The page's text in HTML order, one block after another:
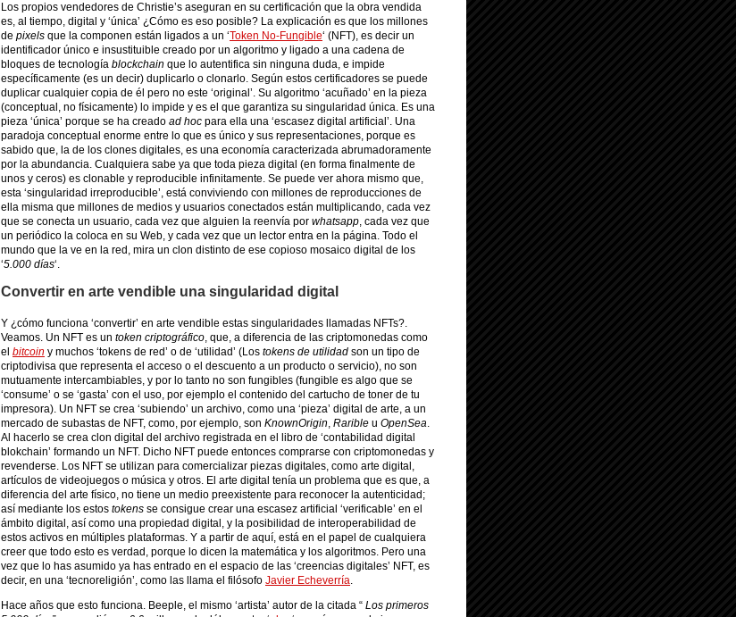
Los propios vendedores de Christie’s aseguran en su certificación que la obra vendida
es, al tiempo, digital y ‘única’ ¿Cómo es eso posible? La explicación es que los millones
de pixels que la componen están ligados a un ‘Token No-Fungible‘ (NFT), es decir un
identificador único e insustituible creado por un algoritmo y ligado a una cadena de
bloques de tecnología blockchain que lo autentifica sin ninguna duda, e impide
específicamente (es un decir) duplicarlo o clonarlo. Según estos certificadores se puede
duplicar cualquier copia de él pero no este ‘original’. Su algoritmo ‘acuñado’ en la pieza
(conceptual, no físicamente) lo impide y es el que garantiza su singularidad única. Es una
pieza ‘única’ porque se ha creado ad hoc para ella una ‘escasez digital artificial’. Una
paradoja conceptual enorme entre lo que es único y sus representaciones, porque es
sabido que, la de los clones digitales, es una economía caracterizada abrumadoramente
por la abundancia. Cualquiera sabe ya que toda pieza digital (en forma finalmente de
unos y ceros) es clonable y reproducible infinitamente. Se puede ver ahora mismo que,
esta ‘singularidad irreproducible’, está conviviendo con millones de reproducciones de
ella misma que millones de medios y usuarios conectados están multiplicando, cada vez
que se conecta un usuario, cada vez que alguien la reenvía por whatsapp, cada vez que
un periódico la coloca en su Web, y cada vez que un lector entra en la página. Todo el
mundo que la ve en la red, mira un clon distinto de ese copioso mosaico digital de los
‘5.000 días‘.
Convertir en arte vendible una singularidad digital
Y ¿cómo funciona ‘convertir’ en arte vendible estas singularidades llamadas NFTs?.
Veamos. Un NFT es un token criptográfico, que, a diferencia de las criptomonedas como
el bitcoin y muchos ‘tokens de red’ o de ‘utilidad’ (Los tokens de utilidad son un tipo de
criptodivisa que representa el acceso o el descuento a un producto o servicio), no son
mutuamente intercambiables, y por lo tanto no son fungibles (fungible es algo que se
‘consume’ o se ‘gasta’ con el uso, por ejemplo el contenido del cartucho de toner de tu
impresora). Un NFT se crea ‘subiendo’ un archivo, como una ‘pieza’ digital de arte, a un
mercado de subastas de NFT, como, por ejemplo, son KnownOrigin, Rarible u OpenSea.
Al hacerlo se crea clon digital del archivo registrada en el libro de ‘contabilidad digital
blokchain’ formando un NFT. Dicho NFT puede entonces comprarse con criptomonedas y
revenderse. Los NFT se utilizan para comercializar piezas digitales, como arte digital,
artículos de videojuegos o música y otros. El arte digital tenía un problema que es que, a
diferencia del arte físico, no tiene un medio preexistente para reconocer la autenticidad;
así mediante los estos tokens se consigue crear una escasez artificial ‘verificable’ en el
ámbito digital, así como una propiedad digital, y la posibilidad de interoperabilidad de
estos activos en múltiples plataformas. Y a partir de aquí, está en el papel de cualquiera
creer que todo esto es verdad, porque lo dicen la matemática y los algoritmos. Pero una
vez que lo has asumido ya has entrado en el espacio de las ‘creencias digitales’ NFT, es
decir, en una ‘tecnoreligión’, como las llama el filósofo Javier Echeverría.
Hace años que esto funciona. Beeple, el mismo ‘artista’ autor de la citada “ Los primeros